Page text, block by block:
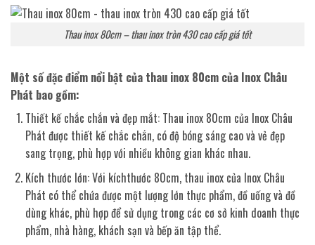
Thau inox 80cm – thau inox tròn 430 cao cấp giá tốt
Một số đặc điểm nổi bật của thau inox 80cm của Inox Châu
Phát bao gồm:
Thiết kế chắc chắn và đẹp mắt: Thau inox 80cm của Inox Châu
Phát được thiết kế chắc chắn, có độ bóng sáng cao và vẻ đẹp
sang trọng, phù hợp với nhiều không gian khác nhau.
Kích thước lớn: Với kíchthước 80cm, thau inox của Inox Châu
Phát có thể chứa được một lượng lớn thực phẩm, đồ uống và đồ
dùng khác, phù hợp để sử dụng trong các cơ sở kinh doanh thực
phẩm, nhà hàng, khách sạn và bếp ăn tập thể.